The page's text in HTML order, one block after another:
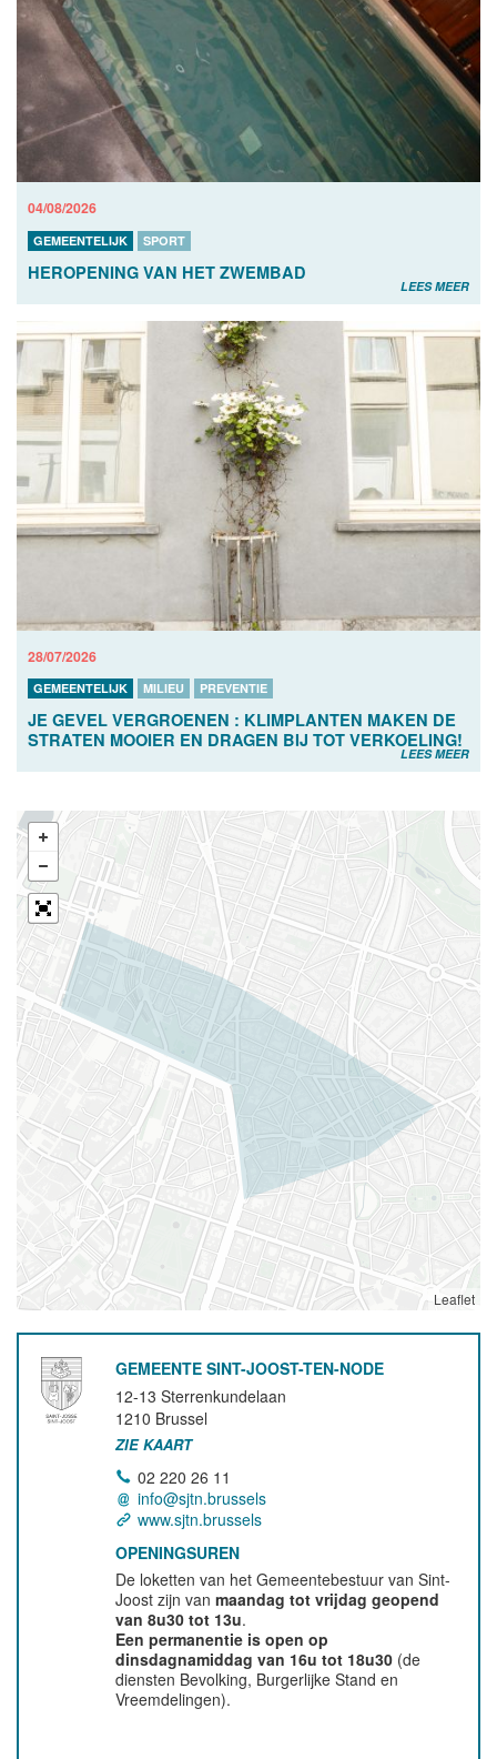
04/08/2026
GEMEENTELIJK SPORT
HEROPENING VAN HET ZWEMBAD
LEES MEER
28/07/2026
GEMEENTELIJK MILIEU PREVENTIE
JE GEVEL VERGROENEN : KLIMPLANTEN MAKEN DE
STRATEN MOOIER EN DRAGEN BIJ TOT VERKOELING!
LEES MEER
Leaflet
GEMEENTE SINT-JOOST-TEN-NODE
12-13 Sterrenkundelaan
1210 Brussel
ZIE KAART
02 220 26 11
info@sjtn.brussels
www.sjtn.brussels
OPENINGSUREN
De loketten van het Gemeentebestuur van Sint-
Joost zijn vanmaandag tot vrijdag geopend
van 8u30 tot 13u.
Een permanentie is open op
dinsdagnamiddag van 16u tot 18u30 (de
diensten Bevolking, Burgerlijke Stand en
Vreemdelingen).